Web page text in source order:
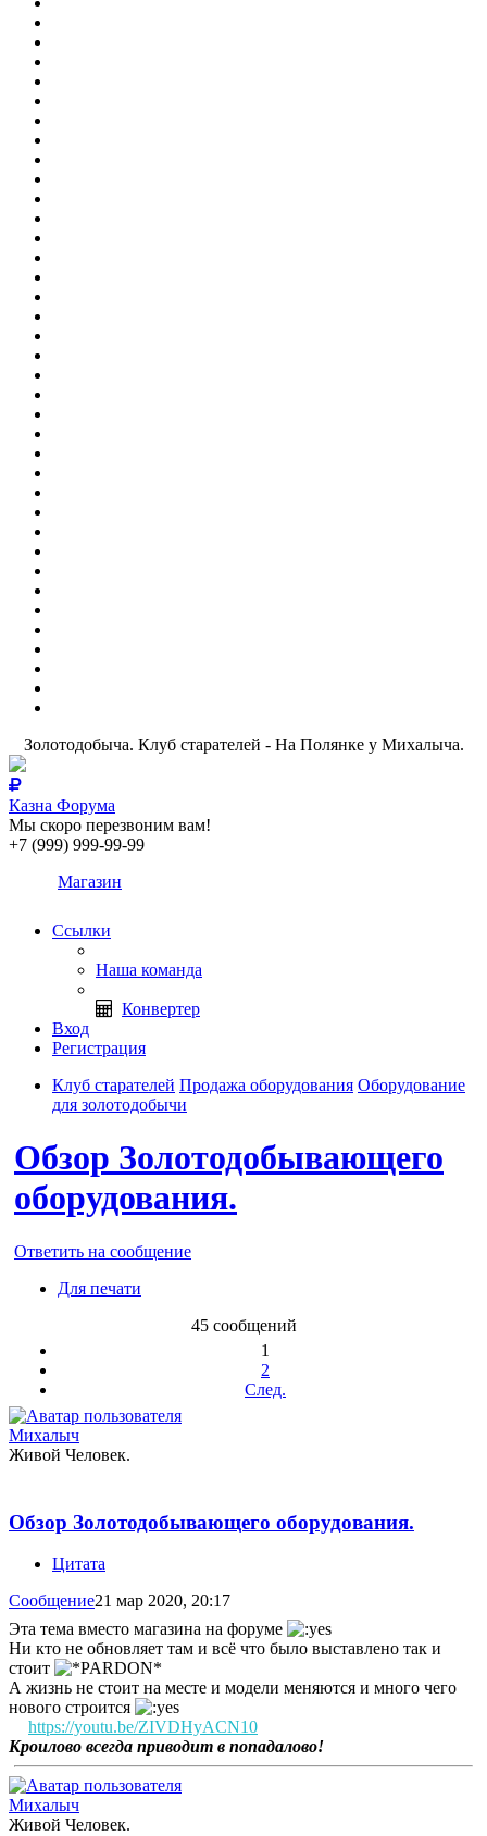
Золотодобыча. Клуб старателей - На Полянке у Михалыча.
Казна Форума
Мы скоро перезвоним вам!
+7 (999) 999-99-99
Магазин
Ссылки
Наша команда
Конвертер
Вход
Регистрация
Клуб старателей Продажа оборудования Оборудование
для золотодобычи
Обзор Золотодобывающего
оборудования.
Ответить на сообщение
Для печати
45 сообщений
1
2
След.
Михалыч
Живой Человек.
Обзор Золотодобывающего оборудования.
Цитата
Сообщение21 мар 2020, 20:17
Эта тема вместо магазина на форуме
Ни кто не обновляет там и всё что было выставлено так и
стоит
А жизнь не стоит на месте и модели меняются и много чего
нового строится
https://youtu.be/ZIVDHyACN10
Кроилово всегда приводит в попадалово!
Михалыч
Живой Человек.